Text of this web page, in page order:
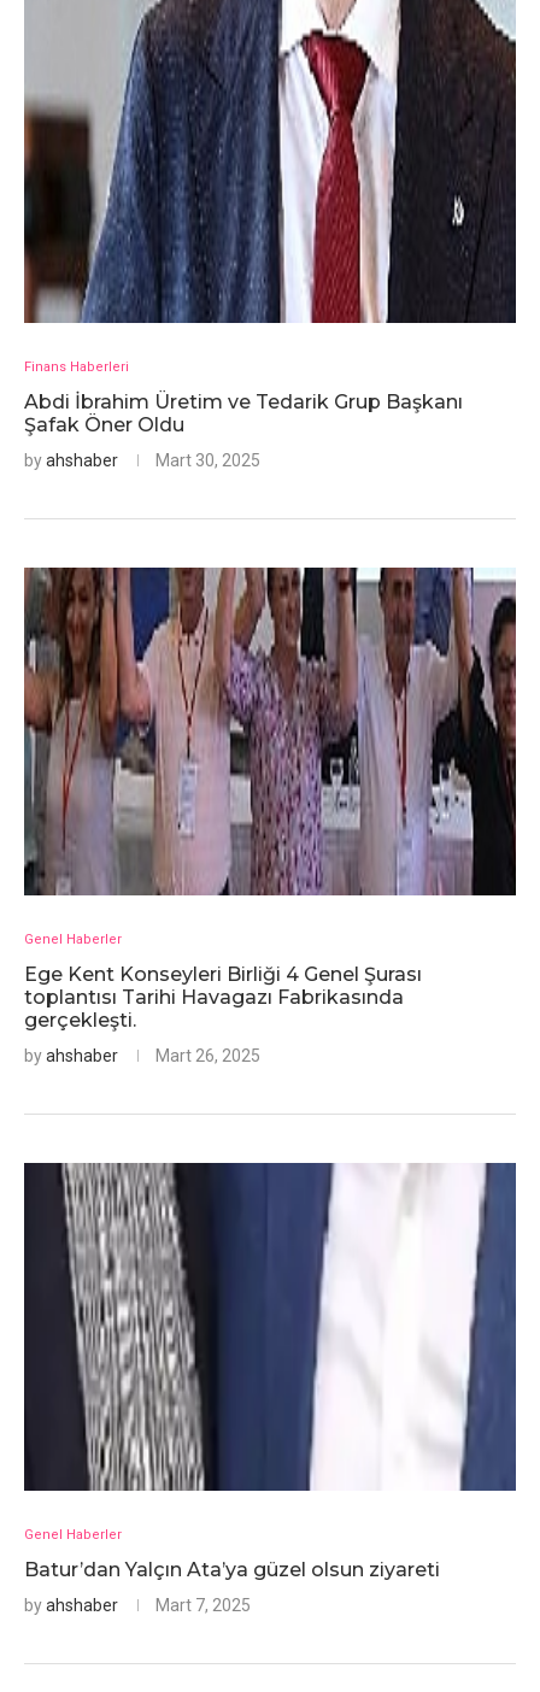
Finans Haberleri
Abdi İbrahim Üretim ve Tedarik Grup Başkanı
Şafak Öner Oldu
byahshaber Mart 30, 2025
Genel Haberler
Ege Kent Konseyleri Birliği 4 Genel Şurası
toplantısı Tarihi Havagazı Fabrikasında
gerçekleşti.
byahshaber Mart 26, 2025
Genel Haberler
Batur’dan Yalçın Ata’ya güzel olsun ziyareti
byahshaber Mart 7, 2025